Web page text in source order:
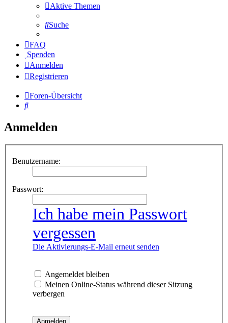
Aktive Themen
Suche
FAQ
Spenden
Anmelden
Registrieren
Foren-Übersicht
Suche
Anmelden
Benutzername:
Passwort:
Ich habe mein Passwort
vergessen
Die Aktivierungs-E-Mail erneut senden
Angemeldet bleiben
Meinen Online-Status während dieser Sitzung
verbergen